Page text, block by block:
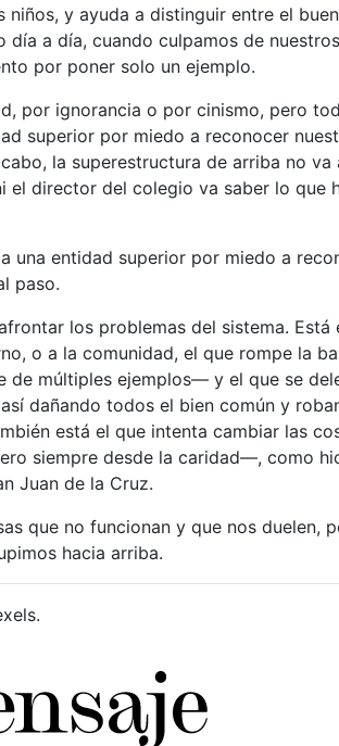
y ayuda a distinguir entre el
a día, cuando culpamos de
por poner solo un ejemplo.
por ignorancia o por cinismo, pero
superior por miedo a reconocer
la superestructura de arriba no va
el director del colegio va saber lo que
una entidad superior por miedo a
paso.
los problemas del sistema. Está
o a la comunidad, el que rompe la
múltiples ejemplos— y el que se
dañando todos el bien común y
está el que intenta cambiar las
siempre desde la caridad—, como
Juan de la Cruz.
que no funcionan y que nos duelen,
hacia arriba.